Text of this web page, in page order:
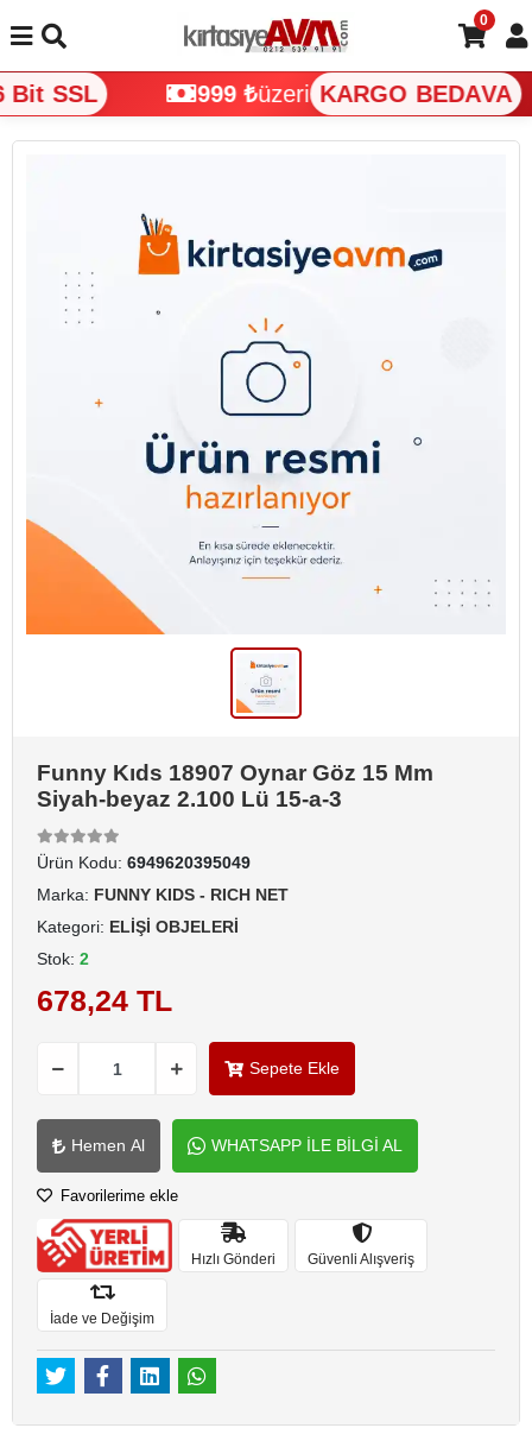
SSL 999 ₺ üzeri KARGO BEDAVA
0
Funny Kıds 18907 Oynar Göz 15 Mm
Siyah-beyaz 2.100 Lü 15-a-3
Ürün Kodu: 6949620395049
Marka: FUNNY KIDS - RICH NET
Kategori: ELİŞİ OBJELERİ
Stok: 2
678,24 TL
Sepete Ekle
Hemen Al WHATSAPP İLE BİLGİ AL
Favorilerime ekle
Hızlı Gönderi Güvenli Alışveriş
İade ve Değişim